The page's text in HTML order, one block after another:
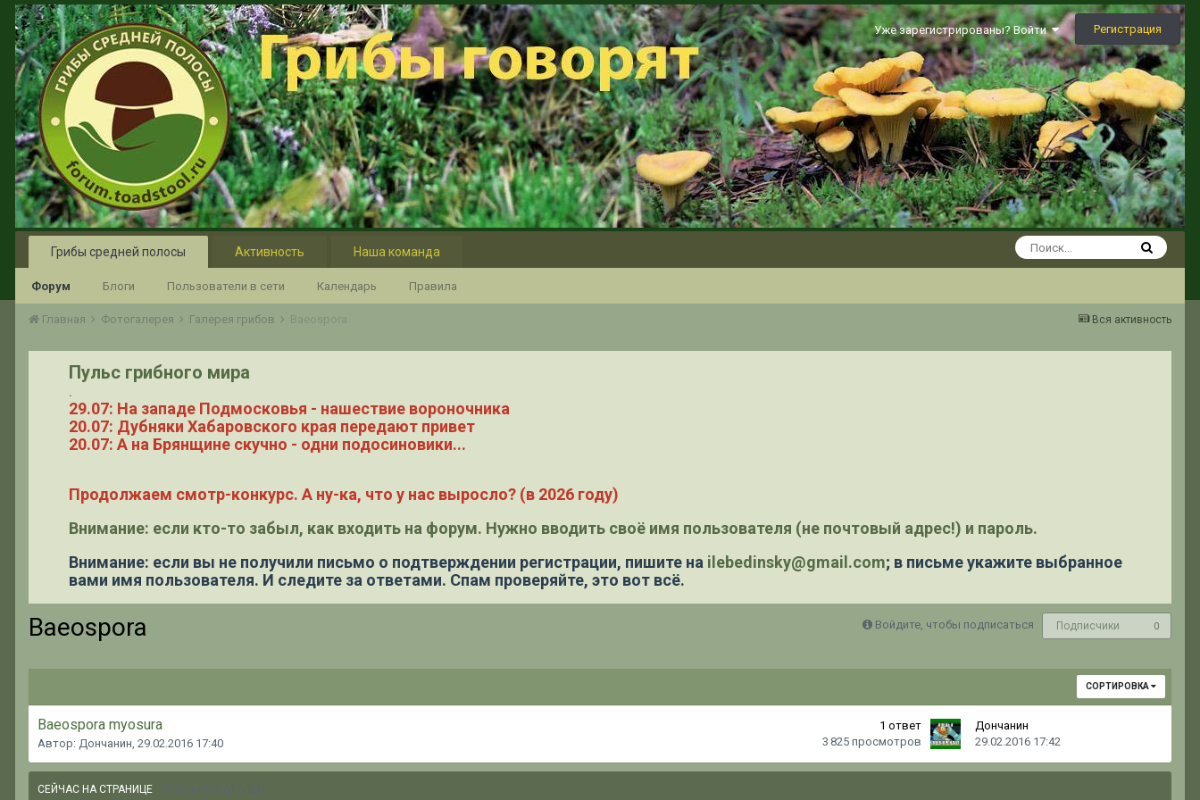
Уже зарегистрированы? Войти Регистрация
Грибы средней полосы
Форум Блоги Пользователи в сети Календарь Правила
Активность Наша команда
Вся активность
Главная Фотогалерея Галерея грибов Baeospora
Пульс грибного мира
.
29.07: На западе Подмосковья - нашествие вороночника
20.07: Дубняки Хабаровского края передают привет
20.07: А на Брянщине скучно - одни подосиновики...
Продолжаем смотр-конкурс. А ну-ка, что у нас выросло? (в 2026 году)
Внимание: если кто-то забыл, как входить на форум. Нужно вводить своё имя пользователя (не почтовый адрес!) и пароль.
Внимание: если вы не получили письмо о подтверждении регистрации, пишите на ilebedinsky@gmail.com; в письме укажите выбранное
вами имя пользователя. И следите за ответами. Спам проверяйте, это вот всё.
Baeospora Войдите, чтобы подписаться Подписчики 0
СОРТИРОВКА
Baeospora myosura
Автор: Дончанин, 29.02.2016 17:40
1 ответ
3 825 просмотров
Дончанин
29.02.2016 17:42
СЕЙЧАС НА СТРАНИЦЕ 0 ПОЛЬЗОВАТЕЛЕЙ